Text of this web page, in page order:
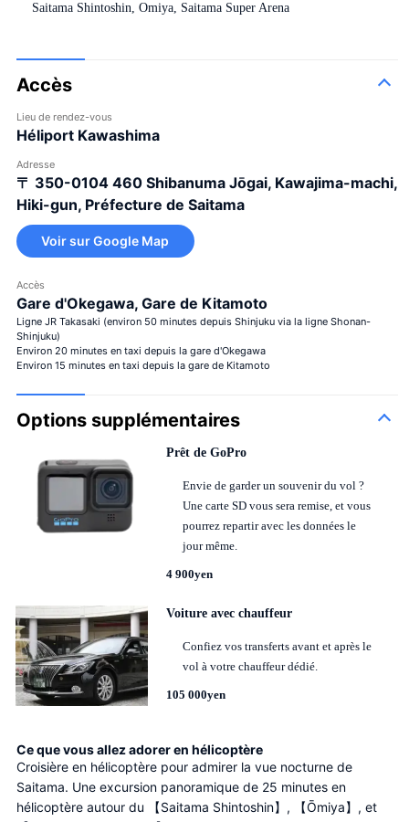
Saitama Shintoshin, Omiya, Saitama Super Arena
Accès
Lieu de rendez-vous
Héliport Kawashima
Adresse
〒 350-0104 460 Shibanuma Jōgai, Kawajima-machi,
Hiki-gun, Préfecture de Saitama
Voir sur Google Map
Accès
Gare d'Okegawa, Gare de Kitamoto
Ligne JR Takasaki (environ 50 minutes depuis Shinjuku via la ligne Shonan-
Shinjuku)
Environ 20 minutes en taxi depuis la gare d'Okegawa
Environ 15 minutes en taxi depuis la gare de Kitamoto
Options supplémentaires
Prêt de GoPro
Envie de garder un souvenir du vol ?
Une carte SD vous sera remise, et vous
pourrez repartir avec les données le
jour même.
4 900yen
Voiture avec chauffeur
Confiez vos transferts avant et après le
vol à votre chauffeur dédié.
105 000yen
Ce que vous allez adorer en hélicoptère
Croisière en hélicoptère pour admirer la vue nocturne de
Saitama. Une excursion panoramique de 25 minutes en
hélicoptère autour du 【Saitama Shintoshin】, 【Ōmiya】, et